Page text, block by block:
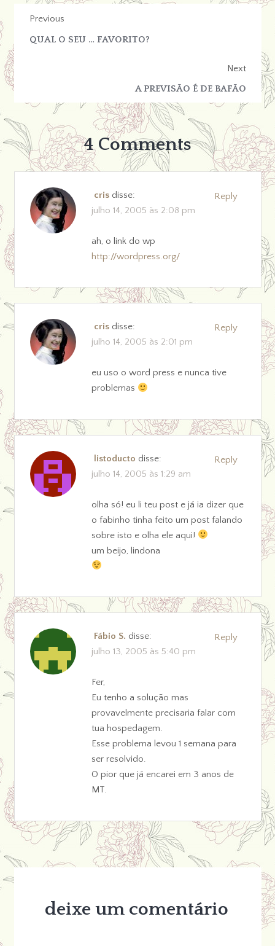
Previous
QUAL O SEU … FAVORITO?
Next
A PREVISÃO É DE BAFÃO
4 Comments
cris disse:
julho 14, 2005 às 2:08 pm
ah, o link do wp
http://wordpress.org/
Reply
cris disse:
julho 14, 2005 às 2:01 pm
eu uso o word press e nunca tive
problemas
Reply
listoducto disse:
julho 14, 2005 às 1:29 am
olha só! eu li teu post e já ia dizer que
o fabinho tinha feito um post falando
sobre isto e olha ele aqui!
um beijo, lindona
Reply
Fábio S. disse:
julho 13, 2005 às 5:40 pm
Fer,
Eu tenho a solução mas
provavelmente precisaria falar com
tua hospedagem.
Esse problema levou 1 semana para
ser resolvido.
O pior que já encarei em 3 anos de
MT.
Reply
deixe um comentário